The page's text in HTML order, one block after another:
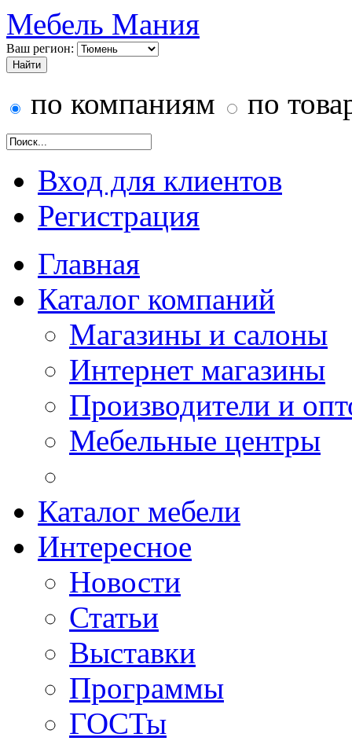
Мебель Мания
Ваш регион:
по компаниям по
Вход для клиентов
Регистрация
Главная
Каталог компаний
Магазины и салоны
Интернет магазины
Производители и
Мебельные центры
Каталог мебели
Интересное
Новости
Статьи
Выставки
Программы
ГОСТы